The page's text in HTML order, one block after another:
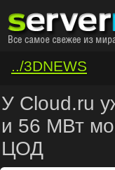
../3DNEWS
/VAR/
У Cloud.ru
и 56 МВт
ЦОД